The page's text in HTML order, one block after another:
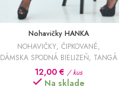
Nohavičky HANKA
NOHAVIČKY, ČIPKOVANÉ,
DÁMSKA SPODNÁ BIELIZEŇ, TANGÁ
12,00 € / kus
Na sklade